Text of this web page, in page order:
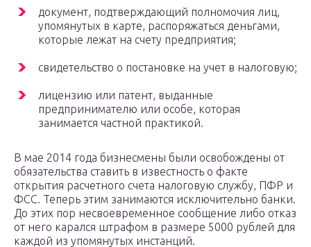
документ, подтверждающий полномочия лиц,
упомянутых в карте, распоряжаться деньгами,
которые лежат на счету предприятия;
свидетельство о постановке на учет в налоговую;
лицензию или патент, выданные
предпринимателю или особе, которая
занимается частной практикой.
В мае 2014 года бизнесмены были освобождены от
обязательства ставить в известность о факте
открытия расчетного счета налоговую службу, ПФР и
ФСС. Теперь этим занимаются исключительно банки.
До этих пор несвоевременное сообщение либо отказ
от него карался штрафом в размере 5000 рублей для
каждой из упомянутых инстанций.